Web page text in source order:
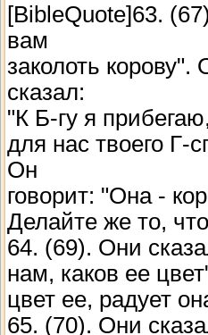
[BibleQuote]63.
вам
заколоть
сказал:
"К Б-гу я
для нас твоего Г-
Он
говорит: "Она -
Делайте же то,
64. (69). Они
нам, каков ее
цвет ее, радует
65. (70). Они